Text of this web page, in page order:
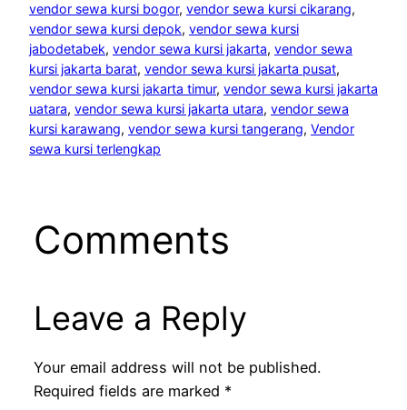
vendor sewa kursi bogor, vendor sewa kursi cikarang
vendor sewa kursi depok, vendor sewa kursi
jabodetabek, vendor sewa kursi jakarta, vendor sewa
kursi jakarta barat, vendor sewa kursi jakarta pusat
vendor sewa kursi jakarta timur, vendor sewa kursi jakarta
uatara, vendor sewa kursi jakarta utara, vendor sewa
kursi karawang, vendor sewa kursi tangerang, Vendor
sewa kursi terlengkap
Comments
Leave a Reply
Your email address will not be published.
Required fields are marked *